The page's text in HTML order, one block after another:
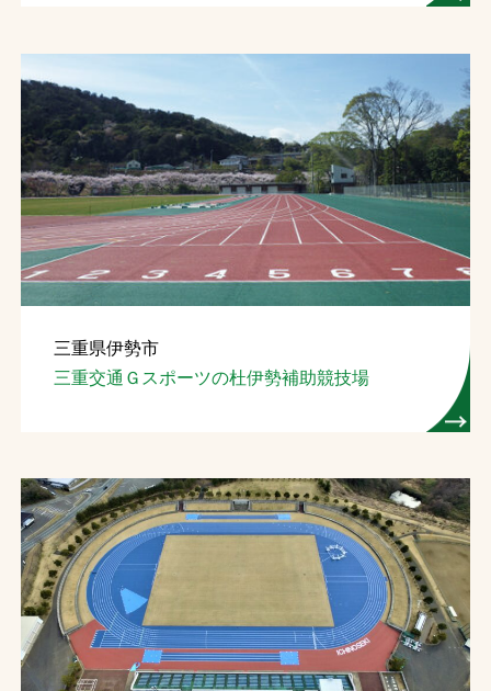
三重県伊勢市
三重交通Ｇスポーツの杜伊勢補助競技場